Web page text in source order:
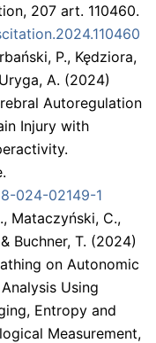
207 art. 110460.
P., Kędziora,
A. (2024)
Autoregulation
Injury with
024-02149-1
Mataczyński, C.,
Buchner, T. (2024)
on Autonomic
Using
Entropy and
Measurement,